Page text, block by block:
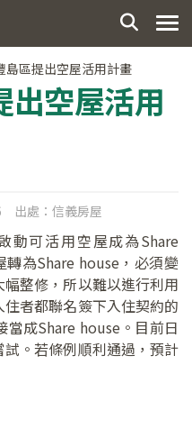
島區提出空屋活用計畫
出空屋活用
出處： 信義房屋
動可活用空屋成為Share
為Share house，必須變
整修，所以難以進行利用
者都聯名簽下入住契約的
成Share house。目前日
。若條例順利通過，預計